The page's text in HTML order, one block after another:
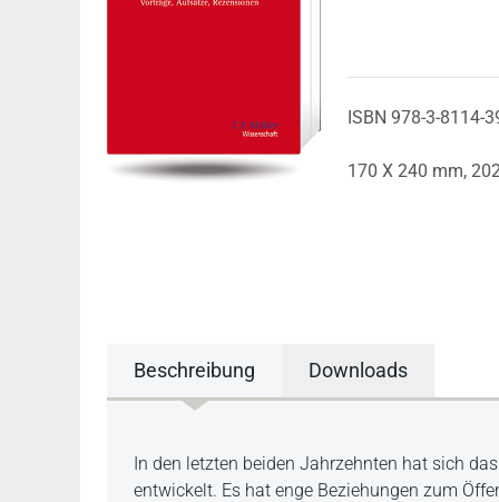
ISBN 978-3-8114-
170 X 240 mm,
Beschreibung Downloads
Beschreibung
In den letzten beiden Jahrzehnten hat sich
entwickelt. Es hat enge Beziehungen zum